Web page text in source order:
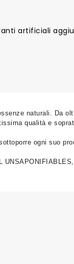
artificiali
naturali. Da
qualità e
ogni suo